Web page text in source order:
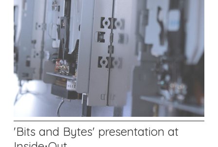
'Bits and Bytes' presentation at